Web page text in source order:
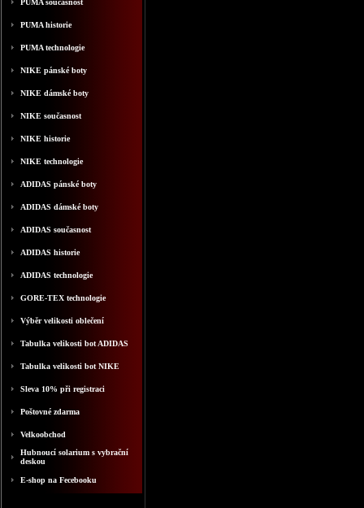
PUMA současnost
PUMA historie
PUMA technologie
NIKE pánské boty
NIKE dámské boty
NIKE současnost
NIKE historie
NIKE technologie
ADIDAS pánské boty
ADIDAS dámské boty
ADIDAS současnost
ADIDAS historie
ADIDAS technologie
GORE-TEX technologie
Výběr velikosti oblečení
Tabulka velikosti bot ADIDAS
Tabulka velikosti bot NIKE
Sleva 10% při registraci
Poštovné zdarma
Velkoobchod
Hubnoucí solarium s vybrační
deskou
E-shop na Fecebooku